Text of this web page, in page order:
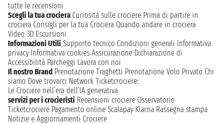
tutte le recensioni
Scegli la tua crociera Curiosità sulle crociere Prima di partire in
crociera Consigli per la tua Crociera Quando andare in crociera
Video 3D Escursioni
Informazioni Utili Supporto tecnico Condizioni generali Informativa
privacy Informativa cookies Assicurazione Dichiarazione di
Accessibilità Parcheggi Lavora con noi
Il nostro Brand Prenotazione Traghetti Prenotazione Volo Privato Chi
siamo Dove trovarci Network Ticketcrociere:
Le Crociere nell’era dell’IA generativa
servizi per i crocieristi Recensioni crociere Osservatorio
Ticketcrociere Pagamento online Scalapay Klarna Rassegna stampa
Notizie e Aggiornamenti Crociere